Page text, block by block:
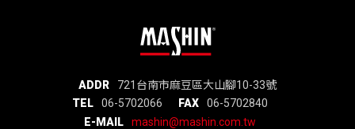
ADDR
721台南市麻豆區大山腳10-33號
TEL
06-5702066 FAX
06-5702840
E-MAIL
mashin@mashin.com.tw